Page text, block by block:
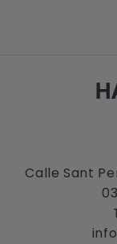
Calle Sant